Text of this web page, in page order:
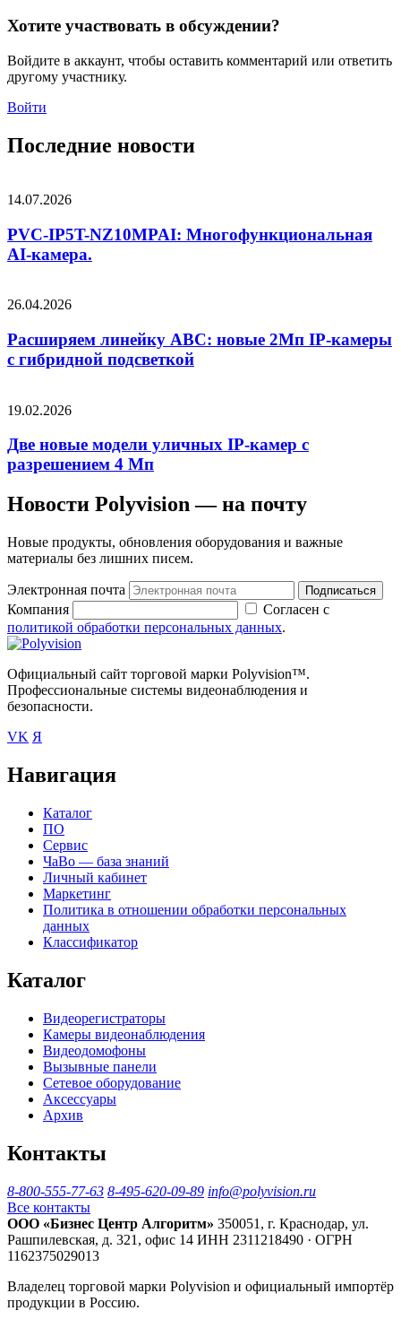
Хотите участвовать в обсуждении?
Войдите в аккаунт, чтобы оставить комментарий или ответить
другому участнику.
Войти
Последние новости
14.07.2026
PVC-IP5T-NZ10MPAI: Многофункциональная
AI-камера.
26.04.2026
Расширяем линейку ABC: новые 2Мп IP-камеры
c гибридной подсветкой
19.02.2026
Две новые модели уличных IP-камер с
разрешением 4 Мп
Новости Polyvision — на почту
Новые продукты, обновления оборудования и важные
материалы без лишних писем.
Электронная почта Подписаться
Компания
Согласен с
политикой обработки персональных данных.
Официальный сайт торговой марки Polyvision™.
Профессиональные системы видеонаблюдения и
безопасности.
VK Я
Навигация
Каталог
ПО
Сервис
ЧаВо — база знаний
Личный кабинет
Маркетинг
Политика в отношении обработки персональных
данных
Классификатор
Каталог
Видеорегистраторы
Камеры видеонаблюдения
Видеодомофоны
Вызывные панели
Сетевое оборудование
Аксессуары
Архив
Контакты
8-800-555-77-63 8-495-620-09-89 info@polyvision.ru
Все контакты
ООО «Бизнес Центр Алгоритм» 350051, г. Краснодар, ул.
Рашпилевская, д. 321, офис 14 ИНН 2311218490 · ОГРН
1162375029013
Владелец торговой марки Polyvision и официальный импортёр
продукции в Россию.